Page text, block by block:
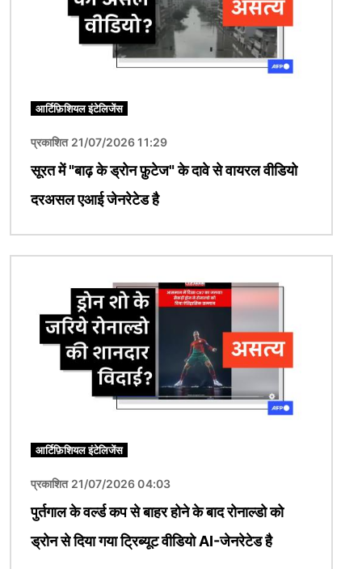
आर्टिफ़िशियल इंटेलिजेंस
प्रकाशित 21/07/2026 11:29
सूरत में "बाढ़ के ड्रोन फ़ुटेज" के दावे से वायरल वीडियो
दरअसल एआई जेनरेटेड है
आर्टिफ़िशियल इंटेलिजेंस
प्रकाशित 21/07/2026 04:03
पुर्तगाल के वर्ल्ड कप से बाहर होने के बाद रोनाल्डो को
ड्रोन से दिया गया ट्रिब्यूट वीडियो AI-जेनरेटेड है